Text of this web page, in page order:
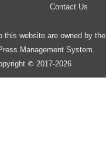
Contact Us
this website are owned by the
Management System.
© 2017-2026